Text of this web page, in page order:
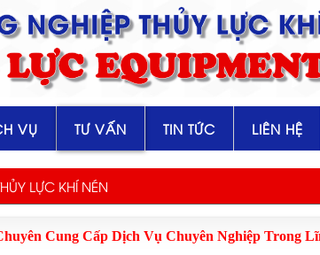
NGHIỆP THỦY LỰC
VỤ TƯ VẤN TIN TỨC LIÊN HỆ
LỰC KHÍ NÉN
Cung Cấp Dịch Vụ Chuyên Nghiệp Trong